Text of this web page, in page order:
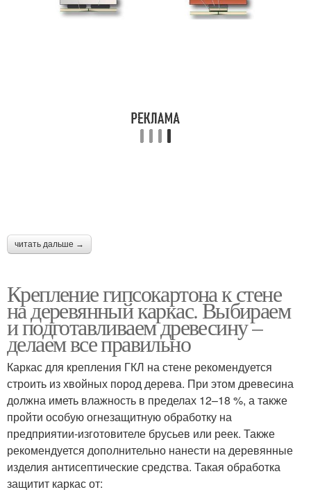
читать дальше →
Крепление гипсокартона к стене
на деревянный каркас. Выбираем
и подготавливаем древесину –
делаем все правильно
Каркас для крепления ГКЛ на стене рекомендуется
строить из хвойных пород дерева. При этом древесина
должна иметь влажность в пределах 12–18 %, а также
пройти особую огнезащитную обработку на
предприятии-изготовителе брусьев или реек. Также
рекомендуется дополнительно нанести на деревянные
изделия антисептические средства. Такая обработка
защитит каркас от: